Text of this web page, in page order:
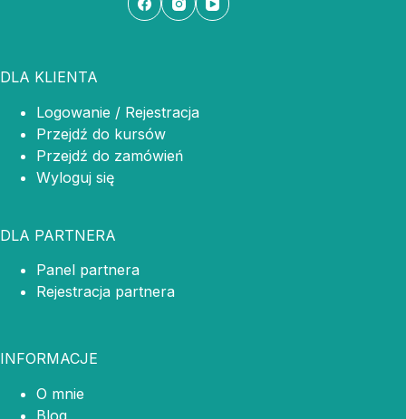
DLA KLIENTA
Logowanie / Rejestracja
Przejdź do kursów
Przejdź do zamówień
Wyloguj się
DLA PARTNERA
Panel partnera
Rejestracja partnera
INFORMACJE
O mnie